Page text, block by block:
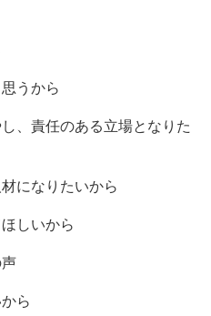
うから
、責任のある立場となりた
になりたいから
しいから
ら